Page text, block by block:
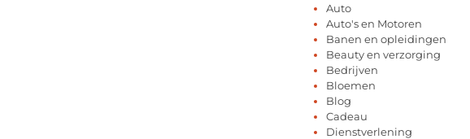
Auto
Auto's en Motoren
Banen en opleidingen
Beauty en verzorging
Bedrijven
Bloemen
Blog
Cadeau
Dienstverlening